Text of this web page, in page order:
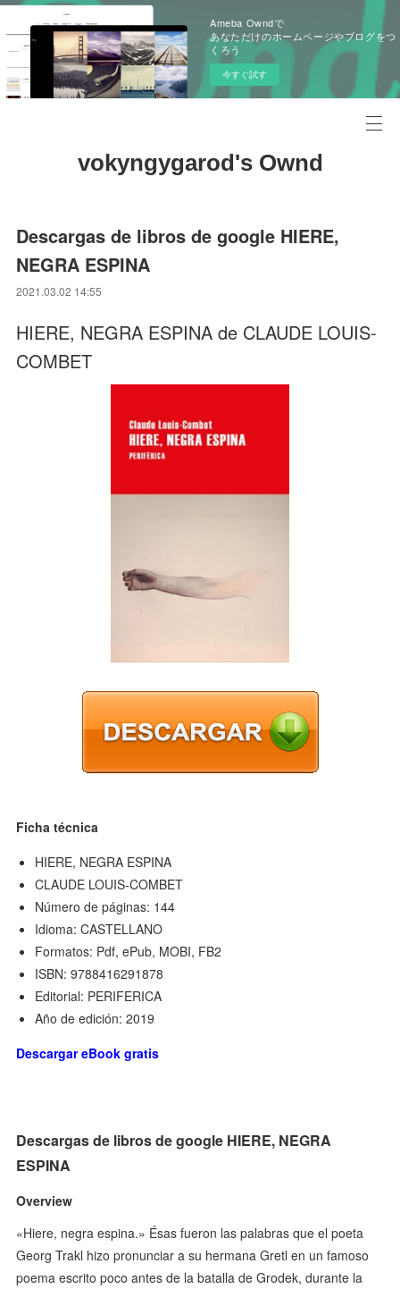
Ameba Owndで
あなただけのホームページやブログをつ
くろう
今すぐ試す
vokyngygarod's Ownd
Descargas de libros de google HIERE,
NEGRA ESPINA
2021.03.02 14:55
HIERE, NEGRA ESPINA de CLAUDE LOUIS-
COMBET
Ficha técnica
HIERE, NEGRA ESPINA
CLAUDE LOUIS-COMBET
Número de páginas: 144
Idioma: CASTELLANO
Formatos: Pdf, ePub, MOBI, FB2
ISBN: 9788416291878
Editorial: PERIFERICA
Año de edición: 2019
Descargar eBook gratis
Descargas de libros de google HIERE, NEGRA
ESPINA
Overview
«Hiere, negra espina.» Ésas fueron las palabras que el poeta
Georg Trakl hizo pronunciar a su hermana Gretl en un famoso
poema escrito poco antes de la batalla de Grodek, durante la